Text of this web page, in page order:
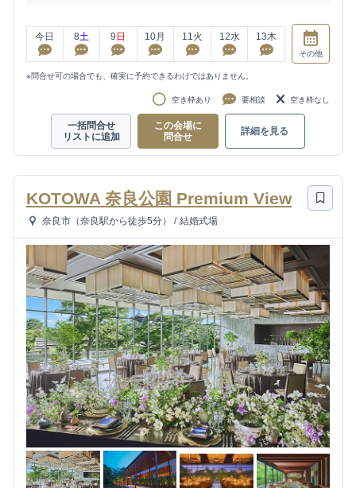
今日 8土 9 日 10月 11 火 12水 13木
その他
※問合せ可の場合でも、確実に予約できるわけではありません。
空き枠あり 要相談 空き枠なし
一括問合せ
リストに追加
この会場に
問合せ
詳細を見る
KOTOWA 奈良公園 Premium View
奈良市（奈良駅から徒歩5分） / 結婚式場